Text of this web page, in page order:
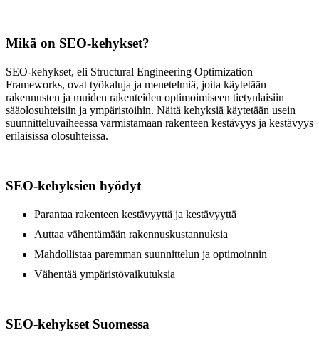
Mikä on SEO-kehykset?
SEO-kehykset, eli Structural Engineering Optimization
Frameworks, ovat työkaluja ja menetelmiä, joita käytetään
rakennusten ja muiden rakenteiden optimoimiseen tietynlaisiin
sääolosuhteisiin ja ympäristöihin. Näitä kehyksiä käytetään usein
suunnitteluvaiheessa varmistamaan rakenteen kestävyys ja kestävyys
erilaisissa olosuhteissa.
SEO-kehyksien hyödyt
Parantaa rakenteen kestävyyttä ja kestävyyttä
Auttaa vähentämään rakennuskustannuksia
Mahdollistaa paremman suunnittelun ja optimoinnin
Vähentää ympäristövaikutuksia
SEO-kehykset Suomessa